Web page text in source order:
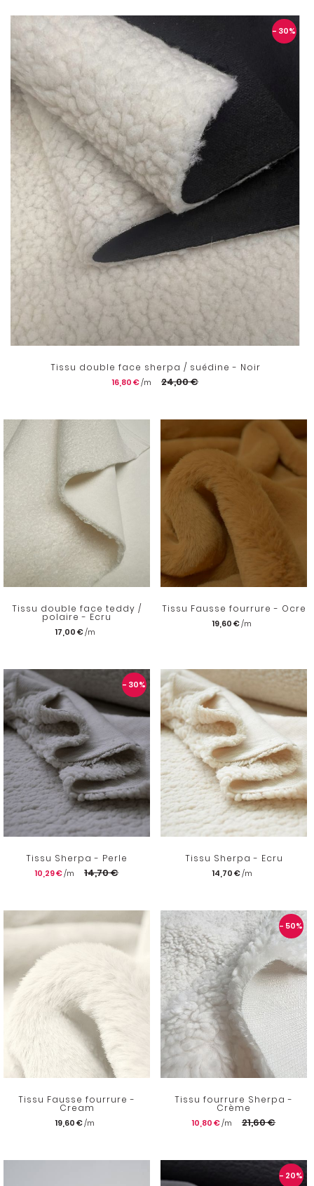
- 30%
Tissu double face sherpa / suédine - Noir
16,80 € 24,00 €
Tissu double face teddy /
polaire - Ecru
17,00 €
Tissu Fausse fourrure - Ocre
19,60 €
- 30%
Tissu Sherpa - Perle
10,29 € 14,70 €
Tissu Sherpa - Ecru
14,70 €
Tissu Fausse fourrure -
Cream
19,60 €
- 50%
Tissu fourrure Sherpa -
Crème
10,80 € 21,60 €
- 20%